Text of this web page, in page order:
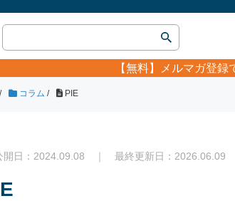
【無料】 メルマガ登録
/ コラム / PIE
開日：2024.09.08 ｜ 最終更新日：2026.06.09